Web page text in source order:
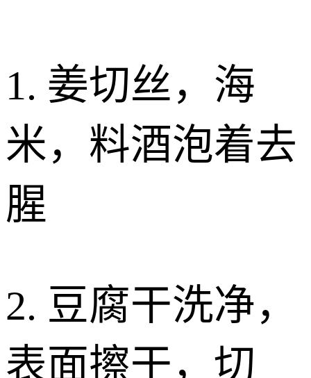
1. 姜切丝，海
米，料酒泡着去
腥
2. 豆腐干洗净，
表面擦干，切